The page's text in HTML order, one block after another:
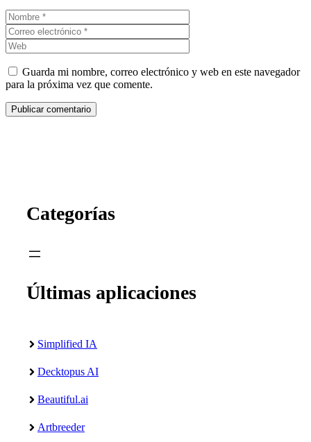
Nombre
electrónico
Guarda mi nombre, correo electrónico y web en este navegador
para la próxima vez que comente.
Categorías
Últimas aplicaciones
Simplified IA
Decktopus AI
Beautiful.ai
Artbreeder